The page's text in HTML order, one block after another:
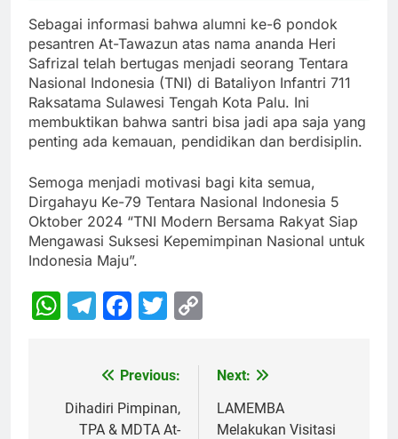
Sebagai informasi bahwa alumni ke-6 pondok
pesantren At-Tawazun atas nama ananda Heri
Safrizal telah bertugas menjadi seorang Tentara
Nasional Indonesia (TNI) di Bataliyon Infantri 711
Raksatama Sulawesi Tengah Kota Palu. Ini
membuktikan bahwa santri bisa jadi apa saja yang
penting ada kemauan, pendidikan dan berdisiplin.
Semoga menjadi motivasi bagi kita semua,
Dirgahayu Ke-79 Tentara Nasional Indonesia 5
Oktober 2024 “TNI Modern Bersama Rakyat Siap
Mengawasi Suksesi Kepemimpinan Nasional untuk
Indonesia Maju”.
WhatsApp
Telegram
Facebook
Twitter
Navigasi
pos
Previous:
Dihadiri Pimpinan,
TPA & MDTA At-
Next:
LAMEMBA
Melakukan Visitasi